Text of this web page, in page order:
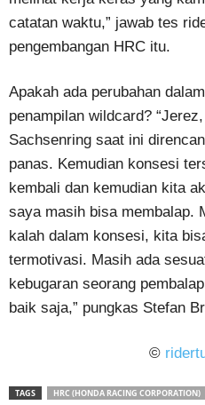
catatan waktu,” jawab tes
pengembangan HRC itu.
Apakah ada perubahan
penampilan wildcard?
Sachsenring saat ini
panas. Kemudian konsesi
kembali dan kemudian kita
saya masih bisa membalap.
kalah dalam konsesi, kita
termotivasi. Masih ada
kebugaran seorang
baik saja,” pungkas Stefan
©
TAGS HRC (HONDA RACING CORPORATION)